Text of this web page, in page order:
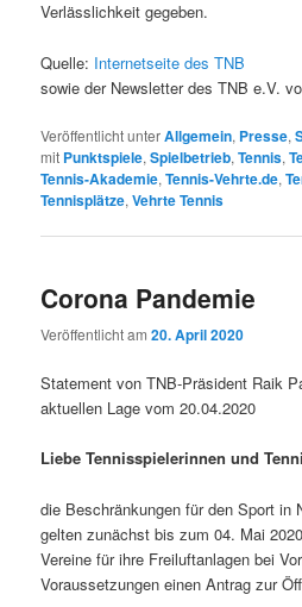
Verlässlichkeit gegeben.
Quelle: Internetseite des TNB
sowie der Newsletter des TNB e.V.
Veröffentlicht unterAllgemein, Presse,
mit Punktspiele,Spielbetrieb,Tennis,
Tennis-Akademie,Tennis-Vehrte.de,
Tennisplätze,Vehrte Tennis
Corona Pandemie
Veröffentlicht am20. April 2020
Statement von TNB-Präsident Raik
aktuellen Lage vom 20.04.2020
Liebe Tennisspielerinnen und
die Beschränkungen für den Sport in
gelten zunächst bis zum 04. Mai
Vereine für ihre Freiluftanlagen bei
Voraussetzungen einen Antrag zur